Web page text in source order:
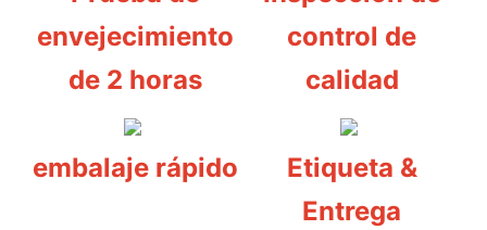
envejecimiento
de 2 horas
control de
calidad
embalaje rápido
Etiqueta &
Entrega